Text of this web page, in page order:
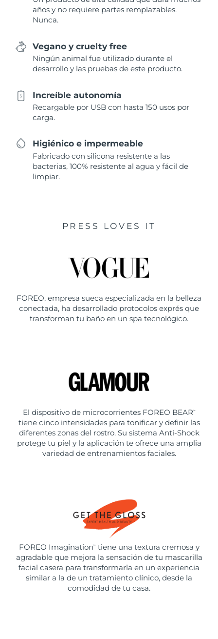
años y no requiere partes remplazables.
Nunca.
Vegano y cruelty free
Ningún animal fue utilizado durante el
desarrollo y las pruebas de este producto.
Increíble autonomía
Recargable por USB con hasta 150 usos por
carga.
Higiénico e impermeable
Fabricado con silicona resistente a las
bacterias, 100% resistente al agua y fácil de
limpiar.
PRESS LOVES IT
FOREO, empresa sueca especializada en la belleza
conectada, ha desarrollado protocolos exprés que
transforman tu baño en un spa tecnológico.
El dispositivo de microcorrientes FOREO BEAR ™
tiene cinco intensidades para tonificar y definir las
diferentes zonas del rostro. Su sistema Anti-Shock
protege tu piel y la aplicación te ofrece una amplia
variedad de entrenamientos faciales.
FOREO Imagination ™
tiene una textura cremosa y
agradable que mejora la sensación de tu mascarilla
facial casera para transformarla en un experiencia
similar a la de un tratamiento clínico, desde la
comodidad de tu casa.